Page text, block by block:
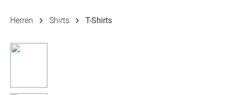
Herren Shirts T-Shirts
Bildergalerie überspringen